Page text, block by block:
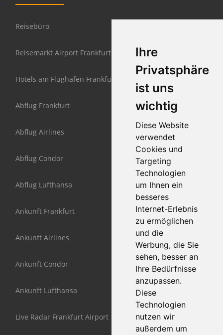
Ihre
Privatsphäre
ist uns
wichtig
Diese Website
verwendet
Cookies und
Targeting
Technologien
um Ihnen ein
besseres
Internet-Erlebnis
zu ermöglichen
und die
Werbung, die Sie
sehen, besser an
Ihre Bedürfnisse
anzupassen.
Diese
Technologien
nutzen wir
außerdem um
Reisebüro
Reisemarkt Airport Frankfurt
Hotels am Flughafen Frankfurt
Abflug Frankfurt
Abflug Airlines
Abflug Condor
Abflug Lufthansa
Ankunft Frankfurt
Ankunft Airlines
Ankunft Condor
Ankunft Lufthansa
Live Radar Frankfurt Airport